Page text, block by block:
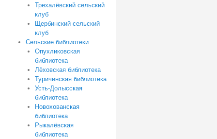
Трехалёвский сельский
клуб
Щербинский сельский
клуб
Сельские библиотеки
Опухликовская
библиотека
Лёховская библиотека
Туричинская библиотека
Усть-Долысская
библиотека
Новохованская
библиотека
Рыкалёвская
библиотека